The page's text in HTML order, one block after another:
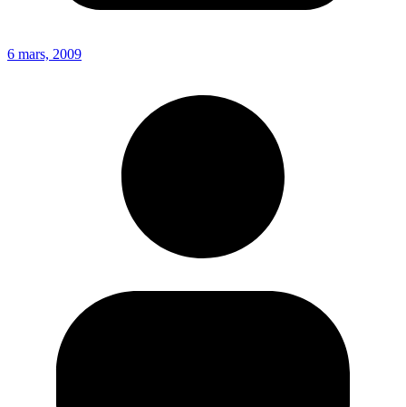
6 mars, 2009